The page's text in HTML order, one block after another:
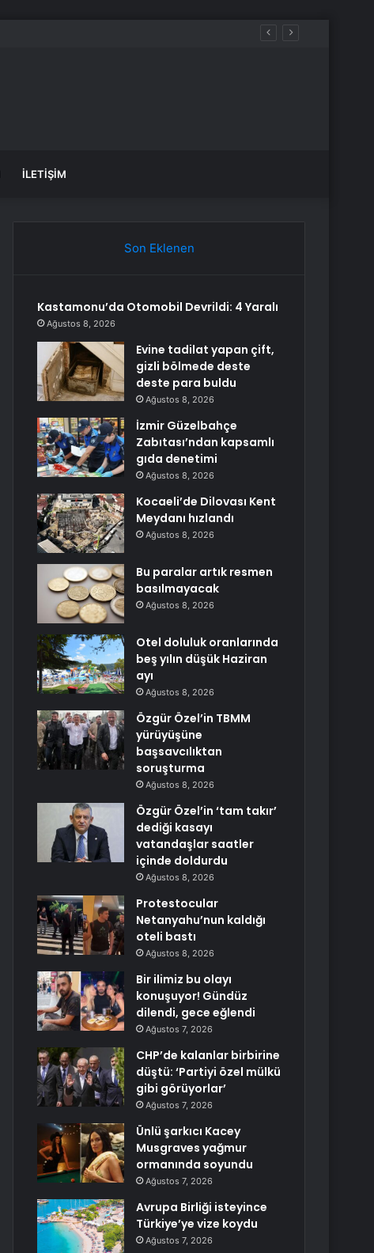
İLETIŞIM
Son Eklenen
Kastamonu’da Otomobil Devrildi: 4 Yaralı
Ağustos 8, 2026
Evine tadilat yapan çift,
gizli bölmede deste
deste para buldu
Ağustos 8, 2026
İzmir Güzelbahçe
Zabıtası’ndan kapsamlı
gıda denetimi
Ağustos 8, 2026
Kocaeli’de Dilovası Kent
Meydanı hızlandı
Ağustos 8, 2026
Bu paralar artık resmen
basılmayacak
Ağustos 8, 2026
Otel doluluk oranlarında
beş yılın düşük Haziran
ayı
Ağustos 8, 2026
Özgür Özel’in TBMM
yürüyüşüne
başsavcılıktan
soruşturma
Ağustos 8, 2026
Özgür Özel’in ‘tam takır’
dediği kasayı
vatandaşlar saatler
içinde doldurdu
Ağustos 8, 2026
Protestocular
Netanyahu’nun kaldığı
oteli bastı
Ağustos 8, 2026
Bir ilimiz bu olayı
konuşuyor! Gündüz
dilendi, gece eğlendi
Ağustos 7, 2026
CHP’de kalanlar birbirine
düştü: ‘Partiyi özel mülkü
gibi görüyorlar’
Ağustos 7, 2026
Ünlü şarkıcı Kacey
Musgraves yağmur
ormanında soyundu
Ağustos 7, 2026
Avrupa Birliği isteyince
Türkiye’ye vize koydu
Ağustos 7, 2026